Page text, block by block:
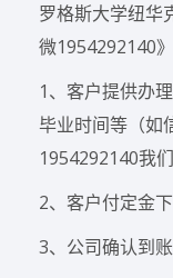
罗格斯大学纽华
微1954292140》
1、客户提供办
毕业时间等（如
1954292140我
2、客户付定金下
3、公司确认到